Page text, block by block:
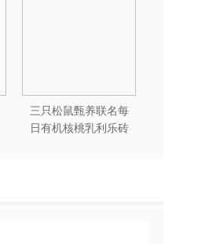
三只松鼠甄养联名每
日有机核桃乳利乐砖